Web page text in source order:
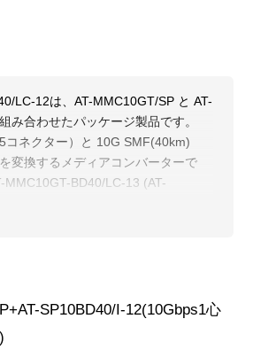
LC-12は、AT-MMC10GT/SP と AT-
み合わせたパッケージ製品です。
コネクター）と 10G SMF(40km)
変換するメディアコンバーターで
MMC10GT-BD40/LC-13 (AT-
SP10BD40/I-12(10Gbps1心